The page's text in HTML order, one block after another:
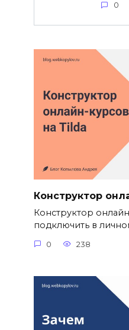
0
Конструктор
Конструктор
подключить в
0 238